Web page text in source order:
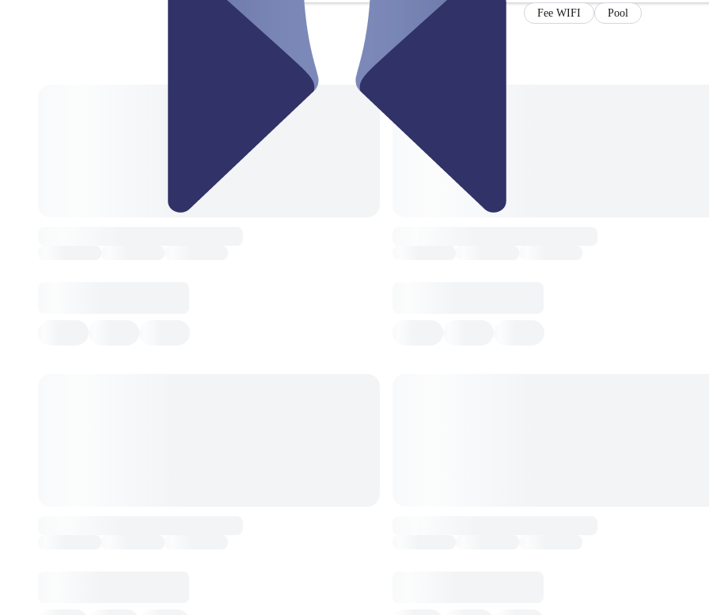
Fee WIFI Pool